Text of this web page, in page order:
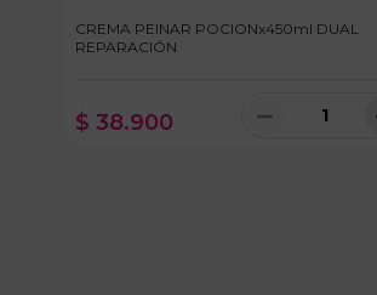
CREMA PEINAR POCIONx450ml DUAL
REPARACIÓN
$ 38.900 －